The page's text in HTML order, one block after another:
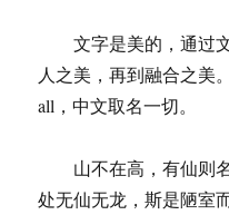
文字是美的，通过文
人之美，再到融合之美
all，中文取名一切。
山不在高，有仙则名
处无仙无龙，斯是陋室而